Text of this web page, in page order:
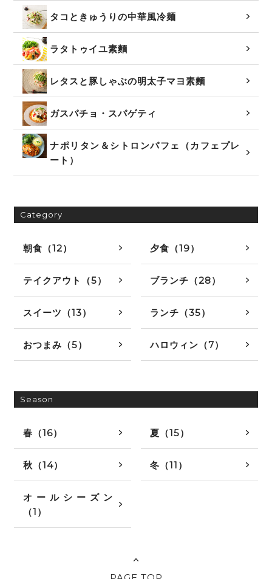
タコときゅうりの中華風冷麺
ラタトゥイユ素麵
レタスと豚しゃぶの明太子マヨ素麵
ガスパチョ・スパゲティ
ナポリタン＆シトロンパフェ（カフェプレ
ート）
Category
朝食（12） 夕食（19）
テイクアウト（5） ブランチ（28）
スイーツ（13） ランチ（35）
おつまみ（5） ハロウィン（7）
Season
春（16） 夏（15）
秋（14） 冬（11）
オールシーズン
（1）